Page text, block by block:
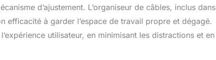
d’ajustement. L’organiseur de câbles, inclus dans
efficacité à garder l’espace de travail propre et dégagé.
utilisateur, en minimisant les distractions et en